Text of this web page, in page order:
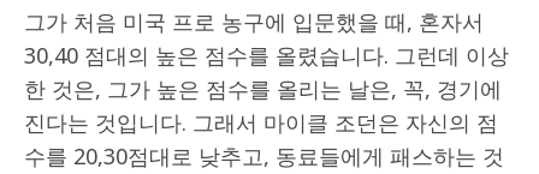
그가 처음 미국 프로 농구에 입문했을 때, 혼자서
30,40 점대의 높은 점수를 올렸습니다. 그런데 이상
한 것은, 그가 높은 점수를 올리는 날은, 꼭, 경기에
진다는 것입니다. 그래서 마이클 조던은 자신의 점
수를 20,30점대로 낮추고, 동료들에게 패스하는 것